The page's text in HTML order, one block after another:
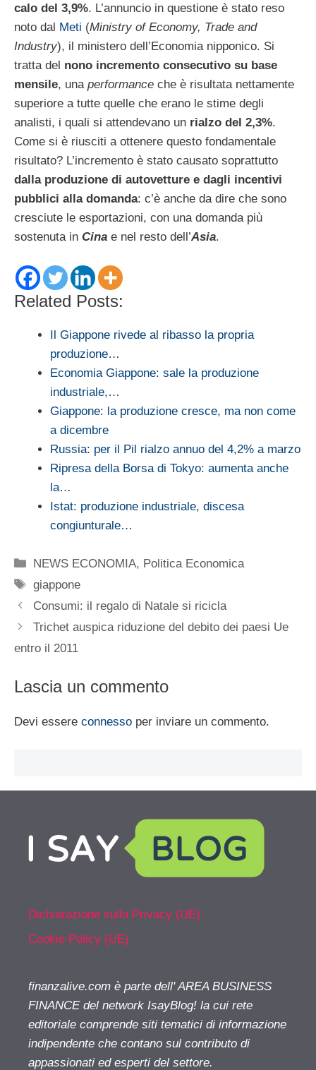
calo del 3,9%. L’annuncio in questione è stato reso
noto dal Meti (Ministry of Economy, Trade and
Industry), il ministero dell’Economia nipponico. Si
tratta del nono incremento consecutivo su base
mensile, una performance che è risultata nettamente
superiore a tutte quelle che erano le stime degli
analisti, i quali si attendevano un rialzo del 2,3%.
Come si è riusciti a ottenere questo fondamentale
risultato? L’incremento è stato causato soprattutto
dalla produzione di autovetture e dagli incentivi
pubblici alla domanda: c’è anche da dire che sono
cresciute le esportazioni, con una domanda più
sostenuta in Cina e nel resto dell’Asia.
Related Posts:
Il Giappone rivede al ribasso la propria
produzione…
Economia Giappone: sale la produzione
industriale,…
Giappone: la produzione cresce, ma non come
a dicembre
Russia: per il Pil rialzo annuo del 4,2% a marzo
Ripresa della Borsa di Tokyo: aumenta anche
la…
Istat: produzione industriale, discesa
congiunturale…
Categorie
NEWS ECONOMIA, Politica Economica
Tag
giappone
Consumi: il regalo di Natale si ricicla
Trichet auspica riduzione del debito dei paesi Ue
entro il 2011
Lascia un commento
Devi essere connesso per inviare un commento.
Dichiarazione sulla Privacy (UE)
Cookie Policy (UE)
finanzalive.com è parte dell' AREA BUSINESS
FINANCE del network IsayBlog! la cui rete
editoriale comprende siti tematici di informazione
indipendente che contano sul contributo di
appassionati ed esperti del settore.